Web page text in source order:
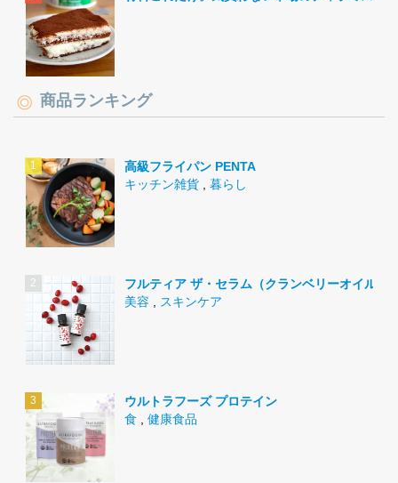
商品ランキング
高級フライパン PENTA
キッチン雑貨
暮らし
フルティア ザ・セラム（クランベリーオイル）
美容
スキンケア
ウルトラフーズ プロテイン
食
健康食品